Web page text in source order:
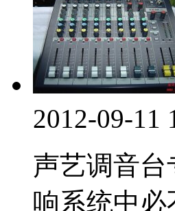
2012-09-11
声艺调音台
响系统中